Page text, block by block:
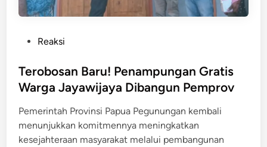
s
t
d
i
n
Reaksi
Terobosan Baru! Penampungan Gratis
Warga Jayawijaya Dibangun Pemprov
Pemerintah Provinsi Papua Pegunungan kembali
menunjukkan komitmennya meningkatkan
kesejahteraan masyarakat melalui pembangunan